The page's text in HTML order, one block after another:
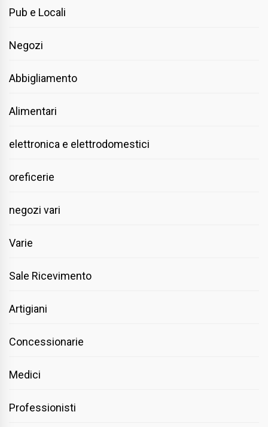
Pub e Locali
Negozi
Abbigliamento
Alimentari
elettronica e elettrodomestici
oreficerie
negozi vari
Varie
Sale Ricevimento
Artigiani
Concessionarie
Medici
Professionisti